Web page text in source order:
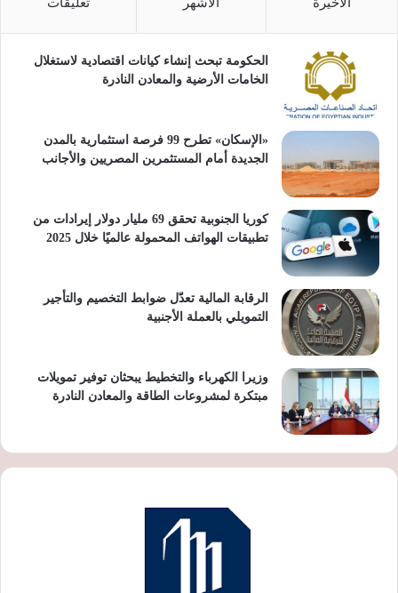
الحكومة تبحث إنشاء كيانات اقتصادية لاستغلال
الخامات الأرضية والمعادن النادرة
«الإسكان» تطرح 99 فرصة استثمارية بالمدن
الجديدة أمام المستثمرين المصريين والأجانب
كوريا الجنوبية تحقق 69 مليار دولار إيرادات من
تطبيقات الهواتف المحمولة عالميًا خلال 2025
الرقابة المالية تعدّل ضوابط التخصيم والتأجير
التمويلي بالعملة الأجنبية
وزيرا الكهرباء والتخطيط يبحثان توفير تمويلات
مبتكرة لمشروعات الطاقة والمعادن النادرة